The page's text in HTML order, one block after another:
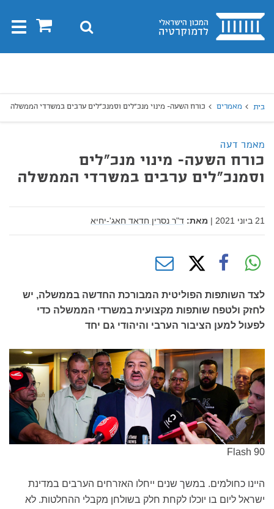
בית 0 חיפוש
בית מאמרים כורח השעה- מינוי מנכ"לים וסמנכ"לים ערבים במשרדי הממשלה
מאמר דעה
כורח השעה- מינוי מנכ"לים
וסמנכ"לים ערבים במשרדי הממשלה
21 ביוני 2021 | מאת: ד"ר נסרין חדאד חאג'-יחיא
לצד השותפות הפוליטית המבורכת החדשה בממשלה, יש
לחזק ולטפח שותפות מקצועית במשרדי הממשלה כדי
לפעול למען הציבור הערבי והיהודי גם יחד
Flash 90
היינו כחולמים. במשך שנים ייחלו האזרחים הערבים במדינת
ישראל ליום בו יוכלו לקחת חלק בשולחן מקבלי ההחלטות. לא